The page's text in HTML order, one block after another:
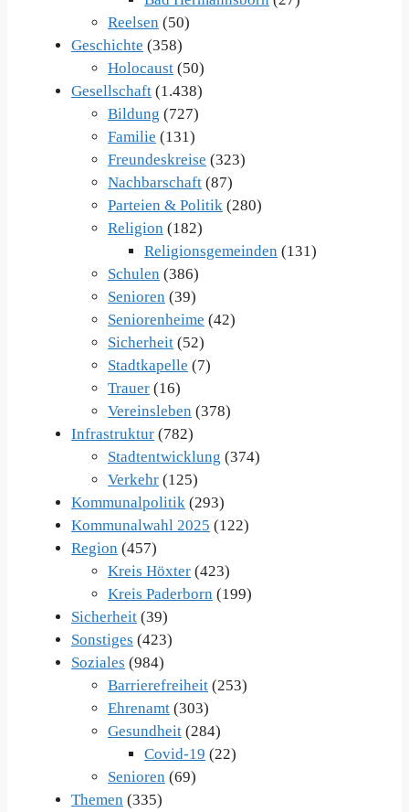
Reelsen (50)
Geschichte (358)
Holocaust (50)
Gesellschaft (1.438)
Bildung (727)
Familie (131)
Freundeskreise (323)
Nachbarschaft (87)
Parteien & Politik (280)
Religion (182)
Religionsgemeinden (131)
Schulen (386)
Senioren (39)
Seniorenheime (42)
Sicherheit (52)
Stadtkapelle (7)
Trauer (16)
Vereinsleben (378)
Infrastruktur (782)
Stadtentwicklung (374)
Verkehr (125)
Kommunalpolitik (293)
Kommunalwahl 2025 (122)
Region (457)
Kreis Höxter (423)
Kreis Paderborn (199)
Sicherheit (39)
Sonstiges (423)
Soziales (984)
Barrierefreiheit (253)
Ehrenamt (303)
Gesundheit (284)
Covid-19 (22)
Senioren (69)
Themen (335)